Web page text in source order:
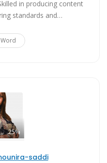
in producing content
standards and…
Word
25%
saddi